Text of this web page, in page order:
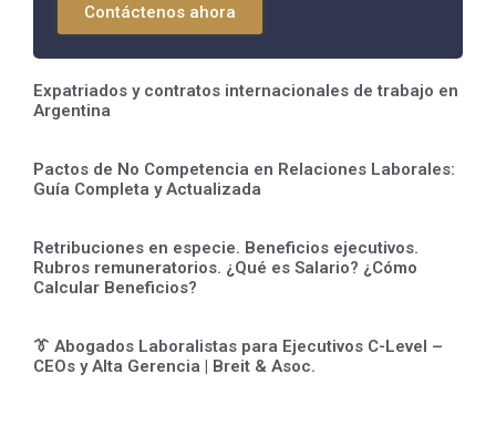
Contáctenos ahora
Expatriados y contratos internacionales de trabajo en
Argentina
Pactos de No Competencia en Relaciones Laborales:
Guía Completa y Actualizada
Retribuciones en especie. Beneficios ejecutivos.
Rubros remuneratorios. ¿Qué es Salario? ¿Cómo
Calcular Beneficios?
👔 Abogados Laboralistas para Ejecutivos C-Level –
CEOs y Alta Gerencia | Breit & Asoc.